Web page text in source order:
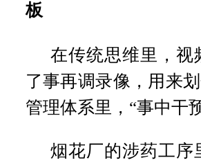
板
在传统思维里，
了事再调录像，用来
管理体系里，“事中干
烟花厂的涉药工序